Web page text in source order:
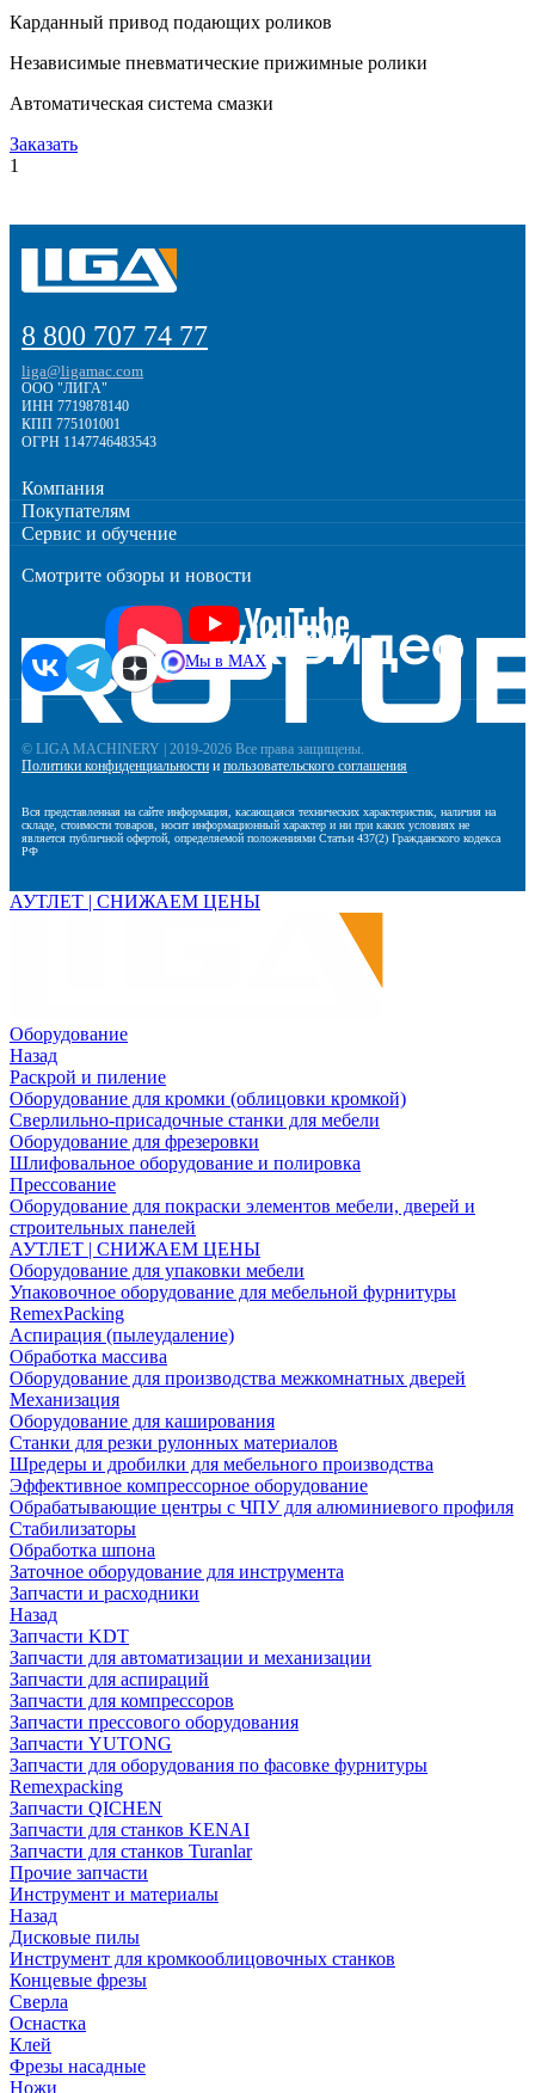
Карданный привод подающих роликов
Независимые пневматические прижимные ролики
Автоматическая система смазки
Заказать
1
8 800 707 74 77
liga@ligamac.com
ООО "ЛИГА"
ИНН 7719878140
КПП 775101001
ОГРН 1147746483543
Компания
Покупателям
Сервис и обучение
Смотрите обзоры и новости
Мы в MAX
© LIGA MACHINERY | 2019-2026 Все права защищены.
Политики конфиденциальности и пользовательского соглашения
Вся представленная на сайте информация, касающаяся технических характеристик, наличия на
складе, стоимости товаров, носит информационный характер и ни при каких условиях не
является публичной офертой, определяемой положениями Статьи 437(2) Гражданского кодекса
РФ
АУТЛЕТ | СНИЖАЕМ ЦЕНЫ
Оборудование
Назад
Раскрой и пиление
Оборудование для кромки (облицовки кромкой)
Сверлильно-присадочные станки для мебели
Оборудование для фрезеровки
Шлифовальное оборудование и полировка
Прессование
Оборудование для покраски элементов мебели, дверей и
строительных панелей
АУТЛЕТ | СНИЖАЕМ ЦЕНЫ
Оборудование для упаковки мебели
Упаковочное оборудование для мебельной фурнитуры
RemexPacking
Аспирация (пылеудаление)
Обработка массива
Оборудование для производства межкомнатных дверей
Механизация
Оборудование для каширования
Станки для резки рулонных материалов
Шредеры и дробилки для мебельного производства
Эффективное компрессорное оборудование
Обрабатывающие центры с ЧПУ для алюминиевого профиля
Стабилизаторы
Обработка шпона
Заточное оборудование для инструмента
Запчасти и расходники
Назад
Запчасти KDT
Запчасти для автоматизации и механизации
Запчасти для аспираций
Запчасти для компрессоров
Запчасти прессового оборудования
Запчасти YUTONG
Запчасти для оборудования по фасовке фурнитуры
Remexpacking
Запчасти QICHEN
Запчасти для станков KENAI
Запчасти для станков Turanlar
Прочие запчасти
Инструмент и материалы
Назад
Дисковые пилы
Инструмент для кромкооблицовочных станков
Концевые фрезы
Сверла
Оснастка
Клей
Фрезы насадные
Ножи